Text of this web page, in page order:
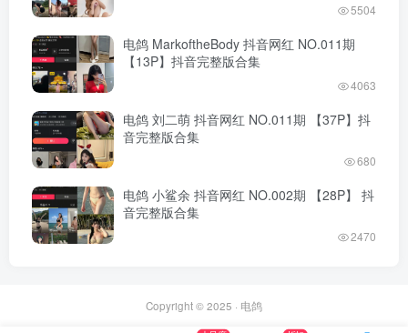
5504
电鸽 MarkoftheBody 抖音网红 NO.011期
【13P】抖音完整版合集
4063
电鸽 刘二萌 抖音网红 NO.011期 【37P】抖
音完整版合集
680
电鸽 小鲨余 抖音网红 NO.002期 【28P】 抖
音完整版合集
2470
Copyright © 2025 · 电鸽